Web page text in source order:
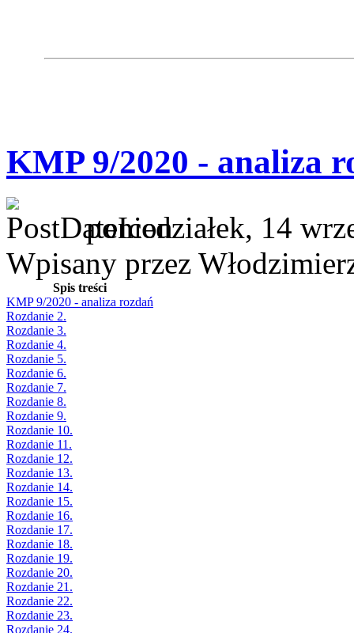
KMP 9/2020 - analiza
poniedziałek, 14
Wpisany przez
Spis treści
KMP 9/2020 - analiza rozdań
Rozdanie 2.
Rozdanie 3.
Rozdanie 4.
Rozdanie 5.
Rozdanie 6.
Rozdanie 7.
Rozdanie 8.
Rozdanie 9.
Rozdanie 10.
Rozdanie 11.
Rozdanie 12.
Rozdanie 13.
Rozdanie 14.
Rozdanie 15.
Rozdanie 16.
Rozdanie 17.
Rozdanie 18.
Rozdanie 19.
Rozdanie 20.
Rozdanie 21.
Rozdanie 22.
Rozdanie 23.
Rozdanie 24.